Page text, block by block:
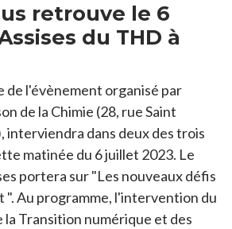
retrouve le 6
du THD à
de l'évènement organisé par
de la Chimie (28, rue Saint
interviendra dans deux des trois
matinée du 6 juillet 2023. Le
portera sur "Les nouveaux défis
". Au programme, l'intervention du
Transition numérique et des